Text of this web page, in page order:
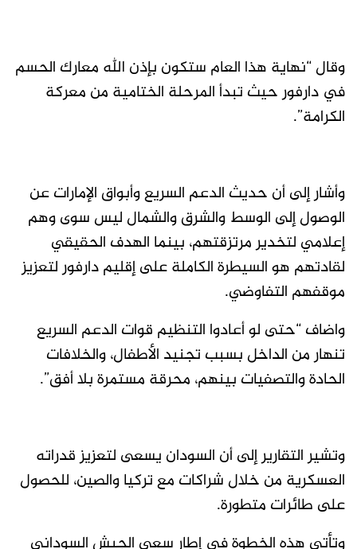
وقال “نهاية هذا العام ستكون بإذن الله معارك الحسم
في دارفور حيث تبدأ المرحلة الختامية من معركة
الكرامة”.
وأشار إلى أن حديث الدعم السريع وأبواق الإمارات عن
الوصول إلى الوسط والشرق والشمال ليس سوى وهم
إعلامي لتخدير مرتزقتهم، بينما الهدف الحقيقي
لقادتهم هو السيطرة الكاملة على إقليم دارفور لتعزيز
موقفهم التفاوضي.
واضاف “حتى لو أعادوا التنظيم قوات الدعم السريع
تنهار من الداخل بسبب تجنيد الأطفال، والخلافات
الحادة والتصفيات بينهم، محرقة مستمرة بلا أفق”.
وتشير التقارير إلى أن السودان يسعى لتعزيز قدراته
العسكرية من خلال شراكات مع تركيا والصين، للحصول
على طائرات متطورة.